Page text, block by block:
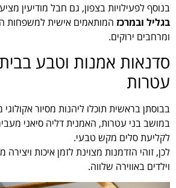
בנוסף לפעילויות בצפון, גם חבל מודיעין
בגליל ובמרכז המותאמים אישית
ומרחבים ירוקים.
סדנאות אמנות וטבע
עטרות
בבוסתן בראשית תוכלו ליהנות מסיור
במושב בני עטרות, האמנית דליה סיאני
לקליעת סלים מקש טבעי.
לכן, זוהי הזדמנות מצוינת לזמן איכות
וילדים באווירה שלווה.